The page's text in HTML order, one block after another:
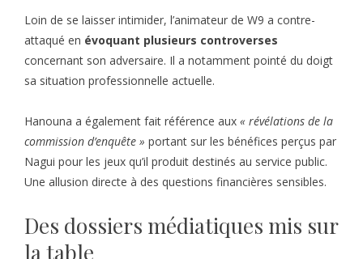
Loin de se laisser intimider, l’animateur de W9 a contre-
attaqué en évoquant plusieurs controverses
concernant son adversaire. Il a notamment pointé du doigt
sa situation professionnelle actuelle.
Hanouna a également fait référence aux « révélations de la
commission d’enquête » portant sur les bénéfices perçus par
Nagui pour les jeux qu’il produit destinés au service public.
Une allusion directe à des questions financières sensibles.
Des dossiers médiatiques mis sur
la table